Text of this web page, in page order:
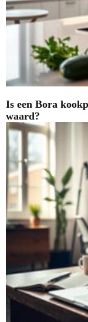
Is een Bora
waard?